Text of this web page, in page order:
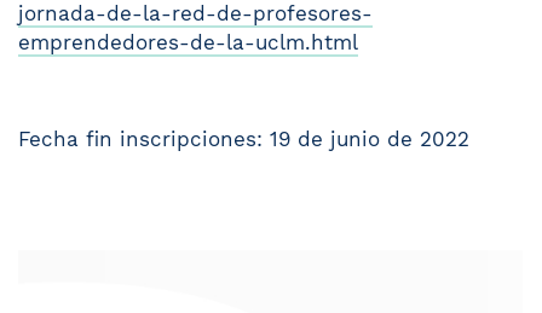
jornada-de-la-red-de-profesores-
emprendedores-de-la-uclm.html
Fecha fin inscripciones: 19 de junio de 2022